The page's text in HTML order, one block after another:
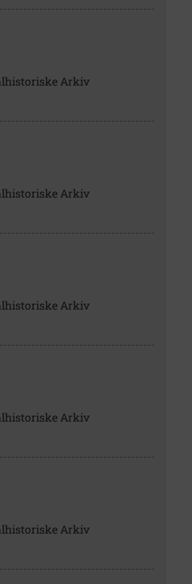
Arkiv
Arkiv
Arkiv
Arkiv
Arkiv